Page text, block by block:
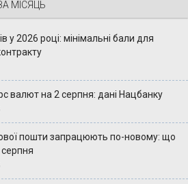
МІСЯЦЬ
у 2026 році: мінімальні бали для
валют на 2 серпня: дані Нацбанку
пошти запрацюють по-новому: що
серпня